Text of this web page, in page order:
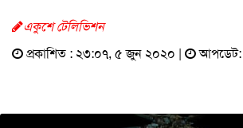
একুশে টেলিভিশন
প্রকাশিত : ২৩:০৭, ৫ জুন ২০২০ |
আপডেট: